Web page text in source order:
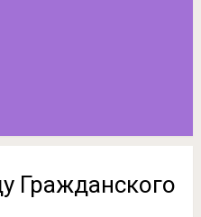
Гражданского